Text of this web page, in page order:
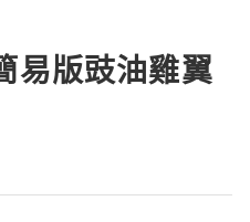
易版豉油雞翼